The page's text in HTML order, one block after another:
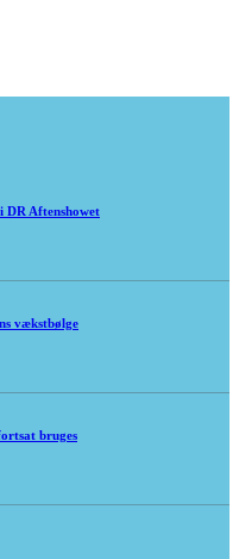
DR Aftenshowet
vækstbølge
bruges